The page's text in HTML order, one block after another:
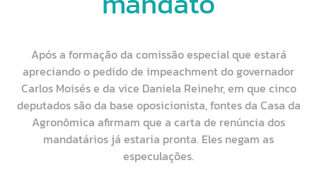
Após a formação da comissão especial que estará
apreciando o pedido de impeachment do governador
Carlos Moisés e da vice Daniela Reinehr, em que cinco
deputados são da base oposicionista, fontes da Casa da
Agronômica afirmam que a carta de renúncia dos
mandatários já estaria pronta. Eles negam as
especulações.